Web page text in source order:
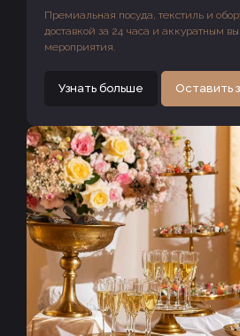
Премиальная посуда, текстиль и
доставкой за 24 часа и аккуратным
мероприятия.
Узнать больше Оставить